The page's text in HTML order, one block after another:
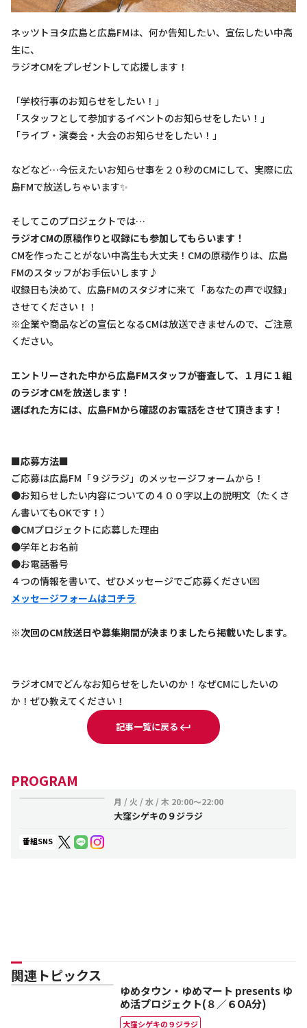
ネッツトヨタ広島と広島FMは、何か告知したい、宣伝したい中高
生に、
ラジオCMをプレゼントして応援します！
「学校行事のお知らせをしたい！」
「スタッフとして参加するイベントのお知らせをしたい！」
「ライブ・演奏会・大会のお知らせをしたい！」
などなど…今伝えたいお知らせ事を２０秒のCMにして、実際に広
島FMで放送しちゃいます✨
そしてこのプロジェクトでは…
ラジオCMの原稿作りと収録にも参加してもらいます！
CMを作ったことがない中高生も大丈夫！CMの原稿作りは、広島
FMのスタッフがお手伝いします♪
収録日も決めて、広島FMのスタジオに来て「あなたの声で収録」
させてください！！
※企業や商品などの宣伝となるCMは放送できませんので、ご注意
ください。
エントリーされた中から広島FMスタッフが審査して、１月に１組
のラジオCMを放送します！
選ばれた方には、広島FMから確認のお電話をさせて頂きます！
■応募方法■
ご応募は広島FM「９ジラジ」のメッセージフォームから！
●お知らせしたい内容についての４００字以上の説明文（たくさ
ん書いてもOKです！）
●CMプロジェクトに応募した理由
●学年とお名前
●お電話番号
４つの情報を書いて、ぜひメッセージでご応募ください💌
メッセージフォームはコチラ
※次回のCM放送日や募集期間が決まりましたら掲載いたします。
ラジオCMでどんなお知らせをしたいのか！なぜCMにしたいの
か！ぜひ教えてください！
記事一覧に戻る
PROGRAM
月 / 火 / 水 / 木 20:00～22:00
大窪シゲキの９ジラジ
番組SNS
関連トピックス
ゆめタウン・ゆめマート presents ゆ
め活プロジェクト(８／６OA分)
大窪シゲキの９ジラジ